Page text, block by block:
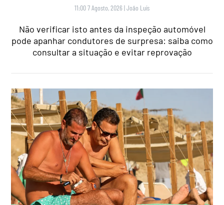
11:00 7 Agosto, 2026 |João Luís
Não verificar isto antes da inspeção automóvel
pode apanhar condutores de surpresa: saiba como
consultar a situação e evitar reprovação